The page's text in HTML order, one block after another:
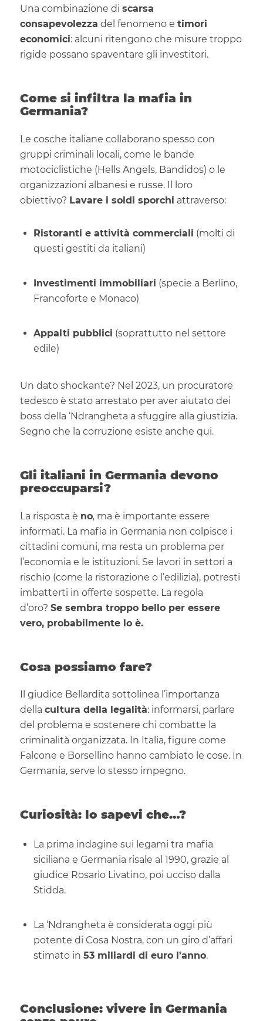
Una combinazione di scarsa
consapevolezza del fenomeno e timori
economici: alcuni ritengono che misure troppo
rigide possano spaventare gli investitori.
Come si infiltra la mafia in
Germania?
Le cosche italiane collaborano spesso con
gruppi criminali locali, come le bande
motociclistiche (Hells Angels, Bandidos) o le
organizzazioni albanesi e russe. Il loro
obiettivo? Lavare i soldi sporchi attraverso:
Ristoranti e attività commerciali (molti di
questi gestiti da italiani)
Investimenti immobiliari (specie a Berlino,
Francoforte e Monaco)
Appalti pubblici (soprattutto nel settore
edile)
Un dato shockante? Nel 2023, un procuratore
tedesco è stato arrestato per aver aiutato dei
boss della ‘Ndrangheta a sfuggire alla giustizia.
Segno che la corruzione esiste anche qui.
Gli italiani in Germania devono
preoccuparsi?
La risposta è no, ma è importante essere
informati. La mafia in Germania non colpisce i
cittadini comuni, ma resta un problema per
l’economia e le istituzioni. Se lavori in settori a
rischio (come la ristorazione o l’edilizia), potresti
imbatterti in offerte sospette. La regola
d’oro? Se sembra troppo bello per essere
vero, probabilmente lo è.
Cosa possiamo fare?
Il giudice Bellardita sottolinea l’importanza
della cultura della legalità: informarsi, parlare
del problema e sostenere chi combatte la
criminalità organizzata. In Italia, figure come
Falcone e Borsellino hanno cambiato le cose. In
Germania, serve lo stesso impegno.
Curiosità: lo sapevi che…?
La prima indagine sui legami tra mafia
siciliana e Germania risale al 1990, grazie al
giudice Rosario Livatino, poi ucciso dalla
Stidda.
La ‘Ndrangheta è considerata oggi più
potente di Cosa Nostra, con un giro d’affari
stimato in 53 miliardi di euro l’anno.
Conclusione: vivere in Germania